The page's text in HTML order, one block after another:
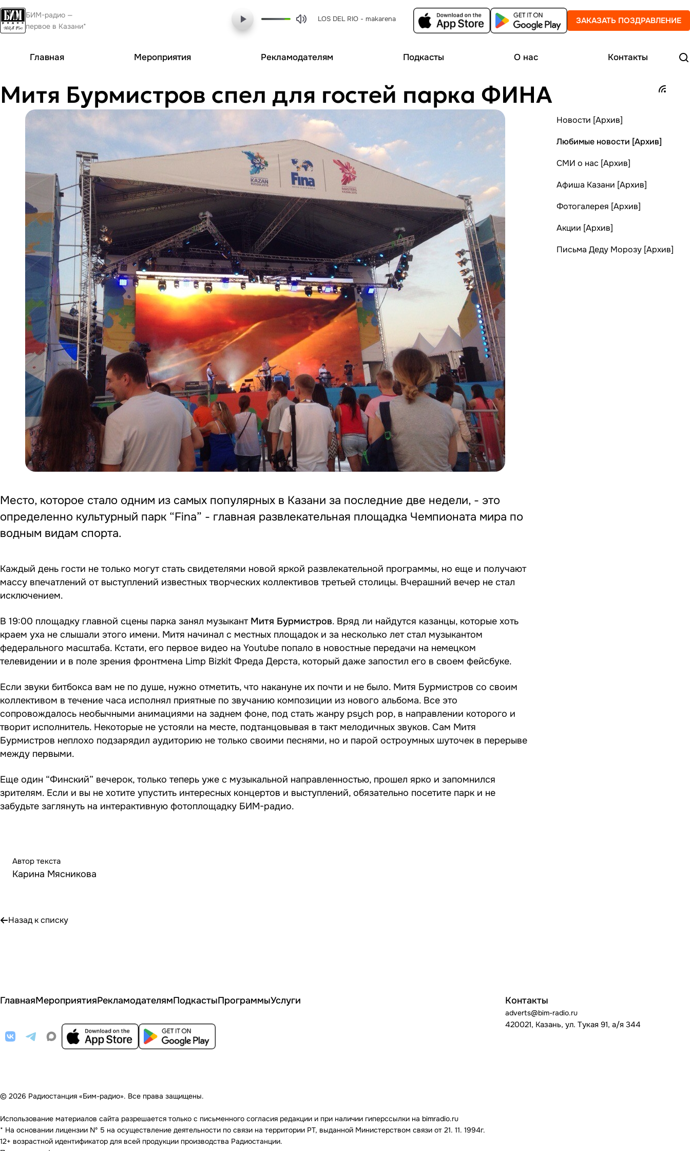
БИМ-радио —
первое в Казани*
LOS DEL RIO - makarena ЗАКАЗАТЬ ПОЗДРАВЛЕНИЕ
Главная Мероприятия Рекламодателям Подкасты О нас Контакты
Митя Бурмистров спел для гостей парка ФИНА
Место, которое стало одним из самых популярных в Казани за последние две недели, - это
определенно культурный парк “Fina” - главная развлекательная площадка Чемпионата мира по
водным видам спорта.
Каждый день гости не только могут стать свидетелями новой яркой развлекательной программы, но еще и получают
массу впечатлений от выступлений известных творческих коллективов третьей столицы. Вчерашний вечер не стал
исключением.
В 19:00 площадку главной сцены парка занял музыкант Митя Бурмистров. Вряд ли найдутся казанцы, которые хоть
краем уха не слышали этого имени. Митя начинал с местных площадок и за несколько лет стал музыкантом
федерального масштаба. Кстати, его первое видео на Youtube попало в новостные передачи на немецком
телевидении и в поле зрения фронтмена Limp Bizkit Фреда Дерста, который даже запостил его в своем фейсбуке.
Если звуки битбокса вам не по душе, нужно отметить, что накануне их почти и не было. Митя Бурмистров со своим
коллективом в течение часа исполнял приятные по звучанию композиции из нового альбома. Все это
сопровождалось необычными анимациями на заднем фоне, под стать жанру psych pop, в направлении которого и
творит исполнитель. Некоторые не устояли на месте, подтанцовывая в такт мелодичных звуков. Сам Митя
Бурмистров неплохо подзарядил аудиторию не только своими песнями, но и парой остроумных шуточек в перерыве
между первыми.
Еще один “Финский” вечерок, только теперь уже с музыкальной направленностью, прошел ярко и запомнился
зрителям. Если и вы не хотите упустить интересных концертов и выступлений, обязательно посетите парк и не
забудьте заглянуть на интерактивную фотоплощадку БИМ-радио.
Автор текста
Карина Мясникова
Назад к списку
Новости [Архив]
Любимые новости [Архив]
СМИ о нас [Архив]
Афиша Казани [Архив]
Фотогалерея [Архив]
Акции [Архив]
Письма Деду Морозу [Архив]
ГлавнаяМероприятияРекламодателямПодкастыПрограммыУслуги Контакты
adverts@bim-radio.ru
420021, Казань, ул. Тукая 91, а/я 344
© 2026 Радиостанция «Бим-радио». Все права защищены.
Использование материалов сайта разрешается только с письменного согласия редакции и при наличии гиперссылки на bimradio.ru
* На основании лицензии Nº 5 на осуществление деятельности по связи на территории РТ, выданной Министерством связи от 21. 11. 1994г.
12+ возрастной идентификатор для всей продукции производства Радиостанции.